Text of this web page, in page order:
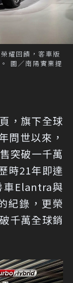
耀回饋，客車版
圖／南陽實業提
，旗下全球
問世以來，
突破一千萬
時21年即達
車Elantra與
紀錄，更榮
千萬全球銷